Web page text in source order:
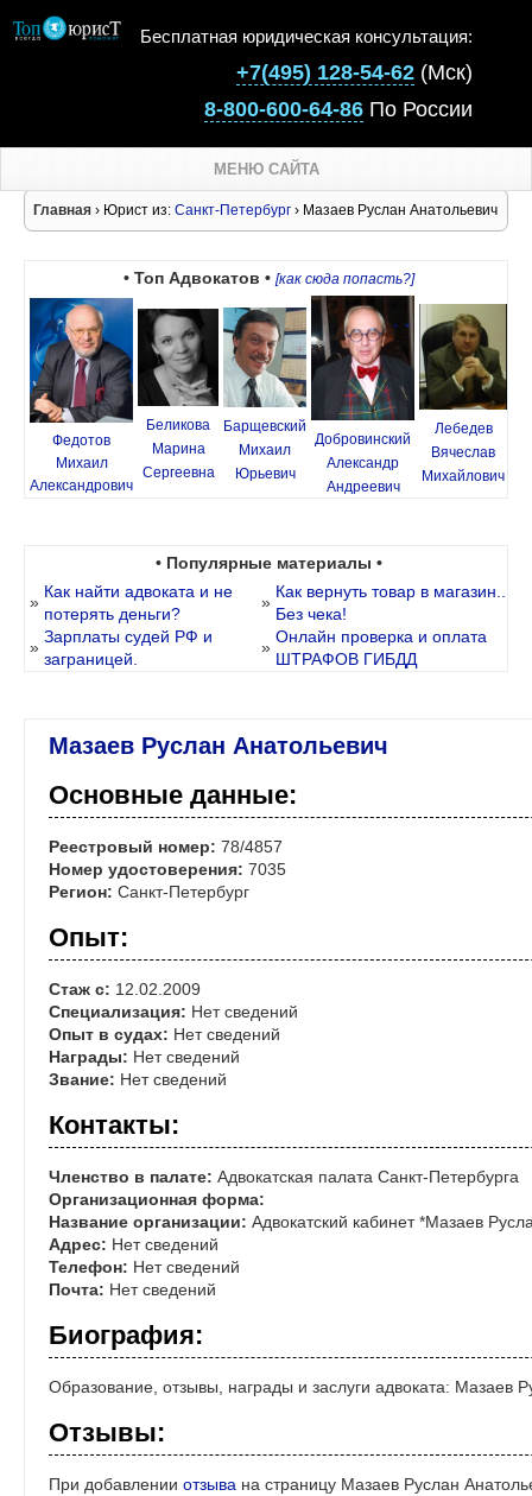
Бесплатная юридическая консультация:
+7(495) 128-54-62 (Мск)
8-800-600-64-86 По России
МЕНЮ САЙТА
Главная › Юрист из: Санкт-Петербург › Мазаев Руслан Анатольевич
• Топ Адвокатов • [как сюда попасть?]
Федотов
Михаил
Александрович
Беликова
Марина
Сергеевна
Барщевский
Михаил
Юрьевич
Добровинский
Александр
Андреевич
Лебедев
Вячеслав
Михайлович
• Популярные материалы •
»
Как найти адвоката и не
потерять деньги?
»
Как вернуть товар в магазин..
Без чека!
»
Зарплаты судей РФ и
заграницей.
»
Онлайн проверка и оплата
ШТРАФОВ ГИБДД
Мазаев Руслан Анатольевич
Основные данные:
Реестровый номер: 78/4857
Номер удостоверения: 7035
Регион: Санкт-Петербург
Опыт:
Стаж с: 12.02.2009
Специализация: Нет сведений
Опыт в судах: Нет сведений
Награды: Нет сведений
Звание: Нет сведений
Контакты:
Членство в палате: Адвокатская палата Санкт-Петербурга
Организационная форма:
Название организации: Адвокатский кабинет *Мазаев
Адрес: Нет сведений
Телефон: Нет сведений
Почта: Нет сведений
Биография:
Образование, отзывы, награды и заслуги адвоката: Мазаев
Отзывы:
При добавлении отзыва на страницу Мазаев Руслан